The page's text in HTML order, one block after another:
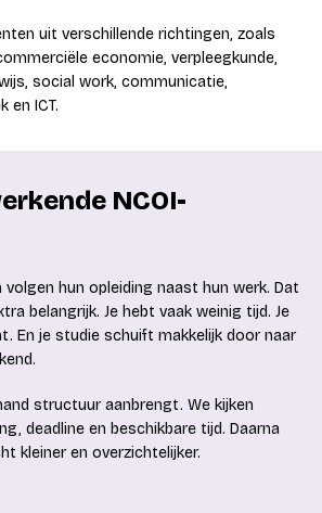
uit verschillende richtingen, zoals
economie, verpleegkunde,
social work, communicatie,
en ICT.
NCOI-
volgen hun opleiding naast hun werk. Dat
belangrijk. Je hebt vaak weinig tijd. Je
En je studie schuift makkelijk door naar
structuur aanbrengt. We kijken
deadline en beschikbare tijd. Daarna
kleiner en overzichtelijker.